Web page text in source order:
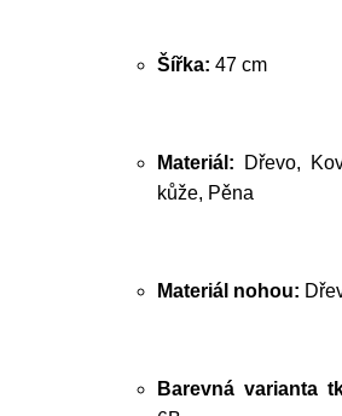
Šířka: 47 cm
Materiál: Dřevo,
kůže, Pěna
Materiál nohou:
Barevná varianta